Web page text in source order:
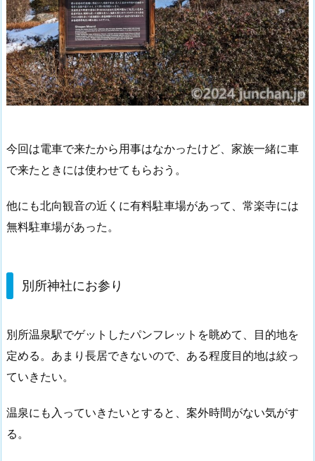
今回は電車で来たから用事はなかったけど、家族一緒に車
で来たときには使わせてもらおう。
他にも北向観音の近くに有料駐車場があって、常楽寺には
無料駐車場があった。
別所神社にお参り
別所温泉駅でゲットしたパンフレットを眺めて、目的地を
定める。あまり長居できないので、ある程度目的地は絞っ
ていきたい。
温泉にも入っていきたいとすると、案外時間がない気がす
る。